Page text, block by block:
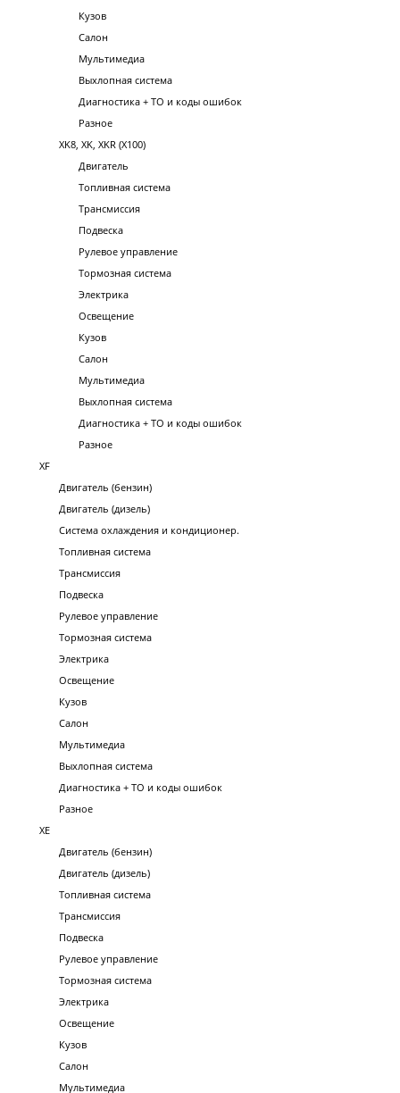
Кузов
Салон
Мультимедиа
Выхлопная система
Диагностика + ТО и коды ошибок
Разное
XK8, XK, XKR (X100)
Двигатель
Топливная система
Трансмиссия
Подвеска
Рулевое управление
Тормозная система
Электрика
Освещение
Кузов
Салон
Мультимедиа
Выхлопная система
Диагностика + ТО и коды ошибок
Разное
XF
Двигатель (бензин)
Двигатель (дизель)
Система охлаждения и кондиционер.
Топливная система
Трансмиссия
Подвеска
Рулевое управление
Тормозная система
Электрика
Освещение
Кузов
Салон
Мультимедиа
Выхлопная система
Диагностика + ТО и коды ошибок
Разное
XE
Двигатель (бензин)
Двигатель (дизель)
Топливная система
Трансмиссия
Подвеска
Рулевое управление
Тормозная система
Электрика
Освещение
Кузов
Салон
Мультимедиа